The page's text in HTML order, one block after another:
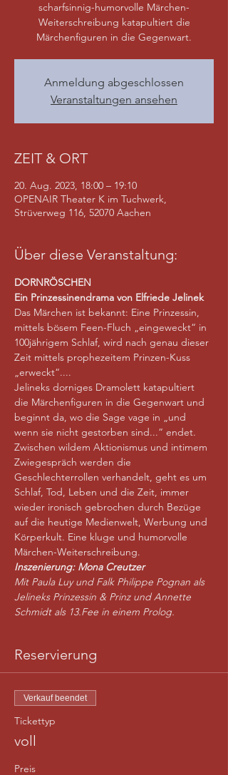
scharfsinnig-humorvolle Märchen-
Weiterschreibung katapultiert die
Märchenfiguren in die Gegenwart.
Anmeldung abgeschlossen
Veranstaltungen ansehen
ZEIT & ORT
20. Aug. 2023, 18:00 – 19:10
OPENAIR Theater K im Tuchwerk,
Strüverweg 116, 52070 Aachen
Über diese Veranstaltung:
DORNRÖSCHEN
Ein Prinzessinendrama von Elfriede Jelinek
Das Märchen ist bekannt: Eine Prinzessin,
mittels bösem Feen-Fluch „eingeweckt“ in
100jährigem Schlaf, wird nach genau dieser
Zeit mittels prophezeitem Prinzen-Kuss
„erweckt“....
Jelineks dorniges Dramolett katapultiert
die Märchenfiguren in die Gegenwart und
beginnt da, wo die Sage vage in „und
wenn sie nicht gestorben sind...“ endet.
Zwischen wildem Aktionismus und intimem
Zwiegespräch werden die
Geschlechterrollen verhandelt, geht es um
Schlaf, Tod, Leben und die Zeit, immer
wieder ironisch gebrochen durch Bezüge
auf die heutige Medienwelt, Werbung und
Körperkult. Eine kluge und humorvolle
Märchen-Weiterschreibung.
Inszenierung: Mona Creutzer
Mit Paula Luy und Falk Philippe Pognan als
Jelineks Prinzessin & Prinz und Annette
Schmidt als 13.Fee in einem Prolog.
Reservierung
Verkauf beendet
Tickettyp
voll
Preis